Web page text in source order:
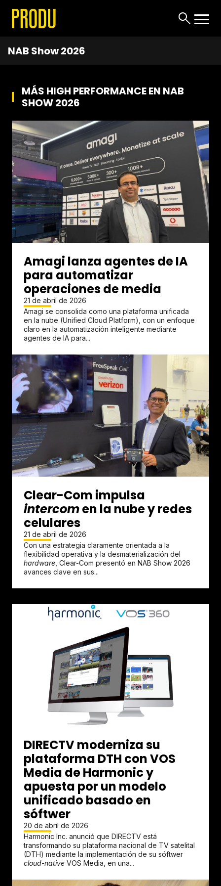
NAB Show 2026
MÁS HIGH PERFORMANCE EN NAB
SHOW 2026
Amagi lanza agentes de IA
para automatizar
operaciones de media
21 de abril de 2026
Amagi se consolida como una plataforma unificada
en la nube (Unified Cloud Platform), con un enfoque
claro en la automatización inteligente mediante
agentes de IA para...
Clear-Com impulsa
intercomen la nube y redes
celulares
21 de abril de 2026
Con una estrategia claramente orientada a la
flexibilidad operativa y la desmaterialización del
hardware , Clear-Com presentó en NAB Show 2026
avances clave en sus...
DIRECTV moderniza su
plataforma DTH con VOS
Media de Harmonic y
apuesta por un modelo
unificado basado en
sóftwer
20 de abril de 2026
Harmonic Inc. anunció que DIRECTV está
transformando su plataforma nacional de TV satelital
(DTH) mediante la implementación de su sóftwer
cloud-native VOS Media, en una...